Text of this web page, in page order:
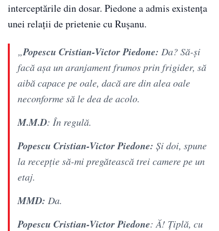
interceptările din dosar. Piedone a admis existența
unei relații de prietenie cu Rușanu.
„Popescu Cristian-Victor Piedone: Da? Să-și
facă așa un aranjament frumos prin frigider, să
aibă capace pe oale, dacă are din alea oale
neconforme să le dea de acolo.
​M.M.D: În regulă.
Popescu Cristian-Victor Piedone: Și doi, spune
la recepție să-mi pregătească trei camere pe un
etaj.
​MMD: Da.
Popescu Cristian-Victor Piedone: Ă! Țiplă, cu